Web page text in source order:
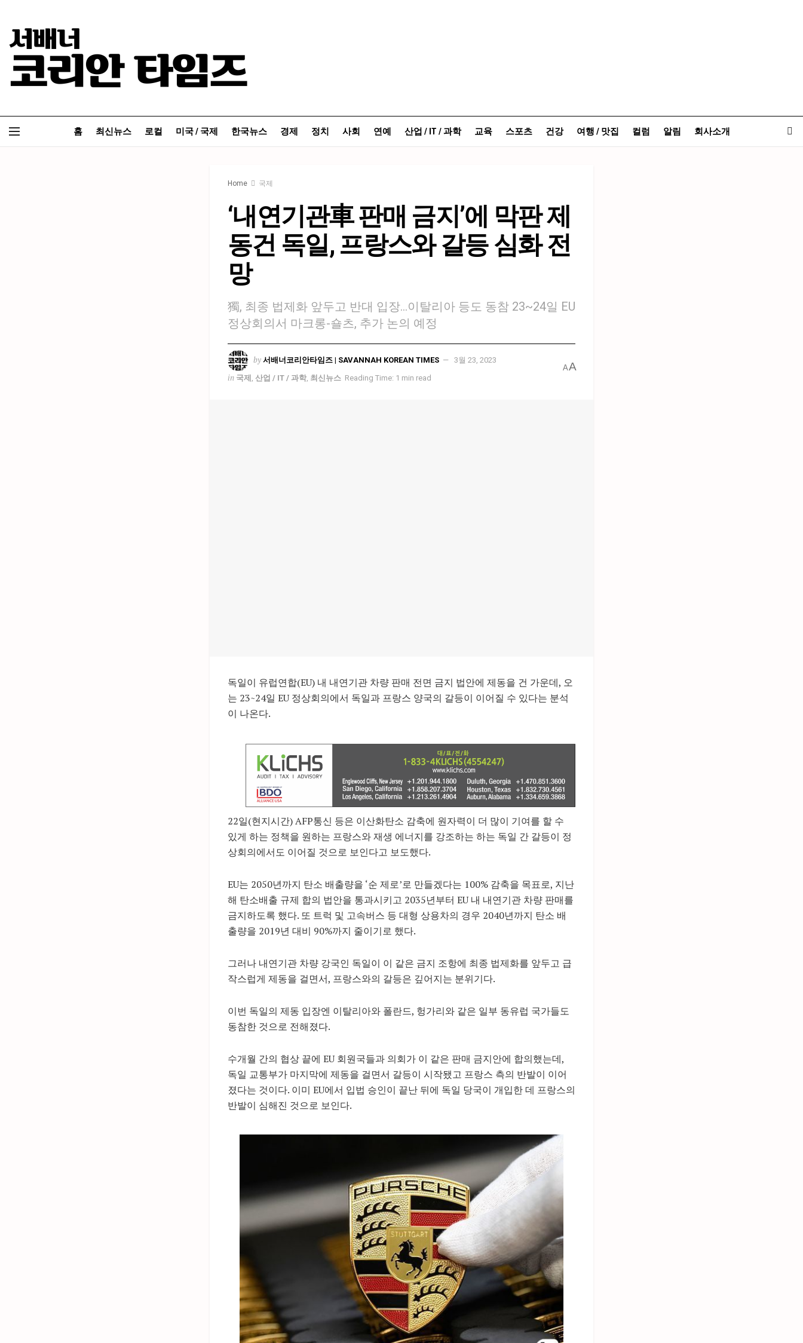
홈 최신뉴스 로컬 미국 / 국제 한국뉴스 경제 정치 사회 연예 산업 / IT / 과학 교육 스포츠 건강 여행 / 맛집 컬럼 알림 회사소개
Home 국제
‘내연기관車 판매 금지’에 막판 제
동건 독일, 프랑스와 갈등 심화 전
망
獨, 최종 법제화 앞두고 반대 입장…이탈리아 등도 동참 23~24일 EU
정상회의서 마크롱-숄츠, 추가 논의 예정
by 서배너코리안타임즈 | SAVANNAH KOREAN TIMES 3월 23, 2023
in 국제 산업 / IT / 과학 최신뉴스 Reading Time: 1 min read
AA
독일이 유럽연합(EU) 내 내연기관 차량 판매 전면 금지 법안에 제동을 건 가운데, 오
는 23~24일 EU 정상회의에서 독일과 프랑스 양국의 갈등이 이어질 수 있다는 분석
이 나온다.
22일(현지시간) AFP통신 등은 이산화탄소 감축에 원자력이 더 많이 기여를 할 수
있게 하는 정책을 원하는 프랑스와 재생 에너지를 강조하는 하는 독일 간 갈등이 정
상회의에서도 이어질 것으로 보인다고 보도했다.
EU는 2050년까지 탄소 배출량을 ‘순 제로’로 만들겠다는 100% 감축을 목표로, 지난
해 탄소배출 규제 합의 법안을 통과시키고 2035년부터 EU 내 내연기관 차량 판매를
금지하도록 했다. 또 트럭 및 고속버스 등 대형 상용차의 경우 2040년까지 탄소 배
출량을 2019년 대비 90%까지 줄이기로 했다.
그러나 내연기관 차량 강국인 독일이 이 같은 금지 조항에 최종 법제화를 앞두고 급
작스럽게 제동을 걸면서, 프랑스와의 갈등은 깊어지는 분위기다.
이번 독일의 제동 입장엔 이탈리아와 폴란드, 헝가리와 같은 일부 동유럽 국가들도
동참한 것으로 전해졌다.
수개월 간의 협상 끝에 EU 회원국들과 의회가 이 같은 판매 금지안에 합의했는데,
독일 교통부가 마지막에 제동을 걸면서 갈등이 시작됐고 프랑스 측의 반발이 이어
졌다는 것이다. 이미 EU에서 입법 승인이 끝난 뒤에 독일 당국이 개입한 데 프랑스의
반발이 심해진 것으로 보인다.